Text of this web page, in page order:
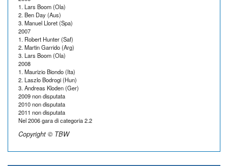
CALENDARIO
OSCAR
ALBI D'ORO
NEWSLETTER
1. Lars Boom (Ola)
2. Ben Day (Aus)
3. Manuel Lloret (Spa)
2007
1. Robert Hunter (Saf)
2. Martin Garrido (Arg)
3. Lars Boom (Ola)
2008
1. Maurizio Biondo (Ita)
2. Laszlo Bodrogi (Hun)
3. Andreas Kloden (Ger)
2009 non disputata
2010 non disputata
2011 non disputata
Nel 2006 gara di categoria 2.2
Copyright © TBW